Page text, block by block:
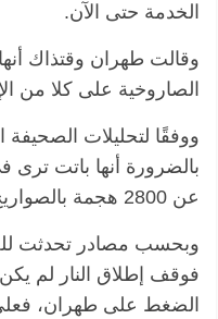
الخدمة حتى الآن.
وقالت طهران وقتذاك
الصاروخية على كلا من
ووفقًا لتحليلات
بالضرورة أنها باتت ترى
عن 2800 هجمة بالصواريخ والمسيرات في عمق البلاد، لتصبح بذلك صاحبة أكبر نصيب من الخسائر.
وبحسب مصادر تحدثت
فوقف إطلاق النار لم
الضغط على طهران، فعلى